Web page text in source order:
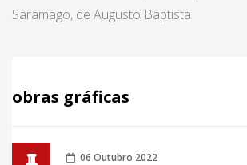
Saramago, de Augusto Baptista
obras gráficas
06 Outubro 2022